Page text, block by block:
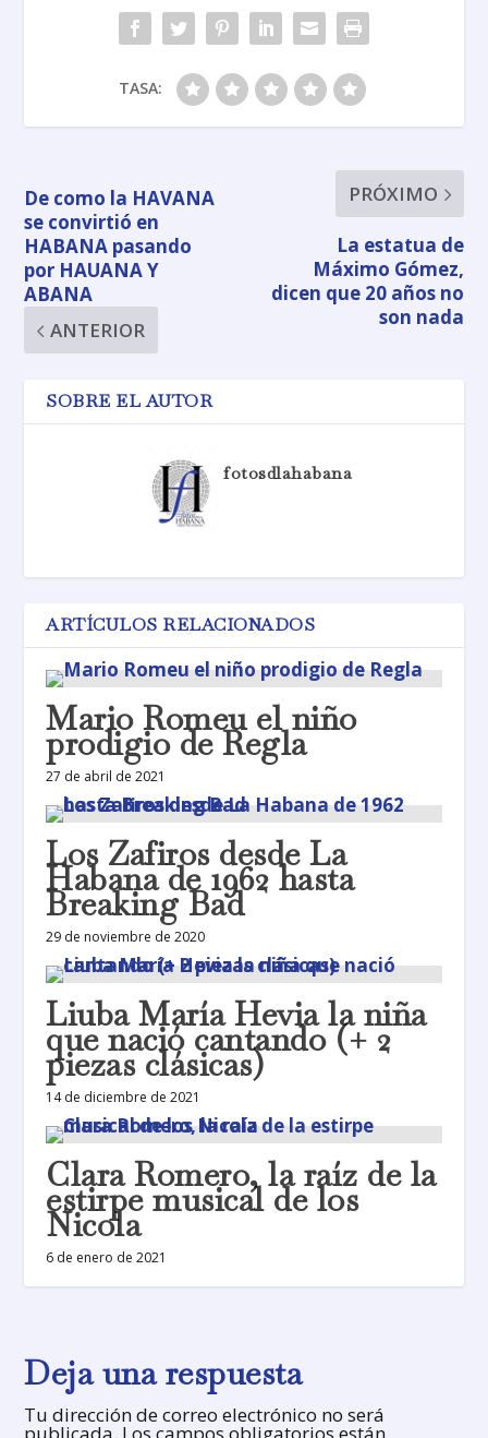
TASA:
De como la HAVANA
se convirtió en
HABANA pasando
por HAUANA Y
ABANA
ANTERIOR
PRÓXIMO
La estatua de
Máximo Gómez,
dicen que 20 años no
son nada
SOBRE EL AUTOR
fotosdlahabana
ARTÍCULOS RELACIONADOS
Mario Romeu el niño
prodigio de Regla
27 de abril de 2021
Los Zafiros desde La
Habana de 1962 hasta
Breaking Bad
29 de noviembre de 2020
Liuba María Hevia la niña
que nació cantando (+ 2
piezas clásicas)
14 de diciembre de 2021
Clara Romero, la raíz de la
estirpe musical de los
Nicola
6 de enero de 2021
Deja una respuesta
Tu dirección de correo electrónico no será